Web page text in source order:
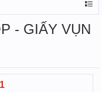
- GIẤY VỤN